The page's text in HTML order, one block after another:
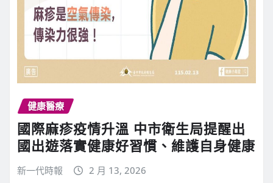
健康醫療
國際麻疹疫情升溫 中市衛生局提醒出
國出遊落實健康好習慣、維護自身健康
新一代時報 2 月 13, 2026